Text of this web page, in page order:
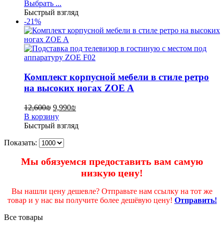
Выбрать ...
Быстрый взгляд
-21%
Комплект корпусной мебели в стиле ретро
на высоких ногах ZOE A
12,600₪ 9,990₪
В корзину
Быстрый взгляд
Показать:
Мы обязуемся предоставить вам самую
низкую цену!
Вы нашли цену дешевле? Отправьте нам ссылку на тот же
товар и у нас вы получите более дешёвую цену! Отправить!
Все товары